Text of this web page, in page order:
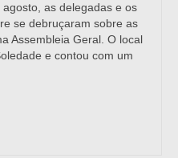
as delegadas e os
se debruçaram sobre as
Assembleia Geral. O local
e contou com um